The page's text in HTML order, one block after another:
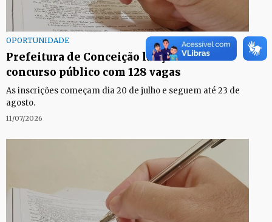
OPORTUNIDADE
Prefeitura de Conceição lança edital de
concurso público com 128 vagas
As inscrições começam dia 20 de julho e seguem até 23 de
agosto.
11/07/2026